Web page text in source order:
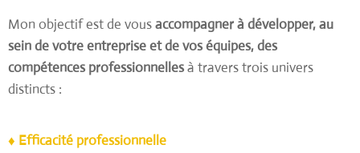
Mon objectif est de vousaccompagner à développer, au
sein de votre entreprise et de vos équipes, des
compétences professionnellesà travers trois univers
distincts :
♦ Efficacité professionnelle